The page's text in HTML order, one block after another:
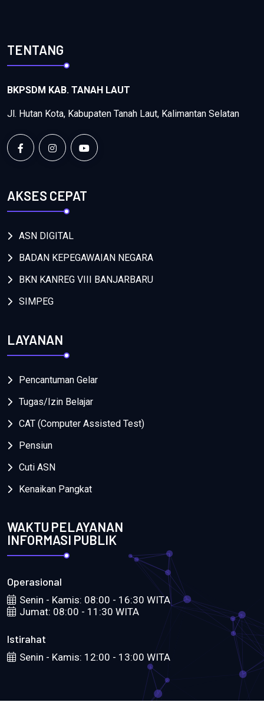
TENTANG
BKPSDM KAB. TANAH LAUT
Jl. Hutan Kota, Kabupaten Tanah Laut, Kalimantan Selatan
AKSES CEPAT
ASN DIGITAL
BADAN KEPEGAWAIAN NEGARA
BKN KANREG VIII BANJARBARU
SIMPEG
LAYANAN
Pencantuman Gelar
Tugas/Izin Belajar
CAT (Computer Assisted Test)
Pensiun
Cuti ASN
Kenaikan Pangkat
WAKTU PELAYANAN
INFORMASI PUBLIK
Operasional
Senin - Kamis: 08:00 - 16:30 WITA
Jumat: 08:00 - 11:30 WITA
Istirahat
Senin - Kamis: 12:00 - 13:00 WITA